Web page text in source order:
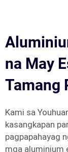
na May
Tamang
Kami sa
kasangkapan
pagpapahayag
mga aluminium